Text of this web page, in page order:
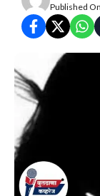
Published